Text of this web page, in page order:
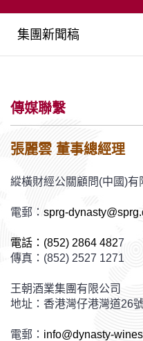
集團新聞稿
傳媒聯繫
張麗雲 董事總經理
縱橫財經公關顧問(中國)有
電郵： sprg-
電話：(852) 2864 4827
傳真：(852) 2527 1271
王朝酒業集團有限公司
地址：香港灣仔港灣道26
電郵： info@dynasty-